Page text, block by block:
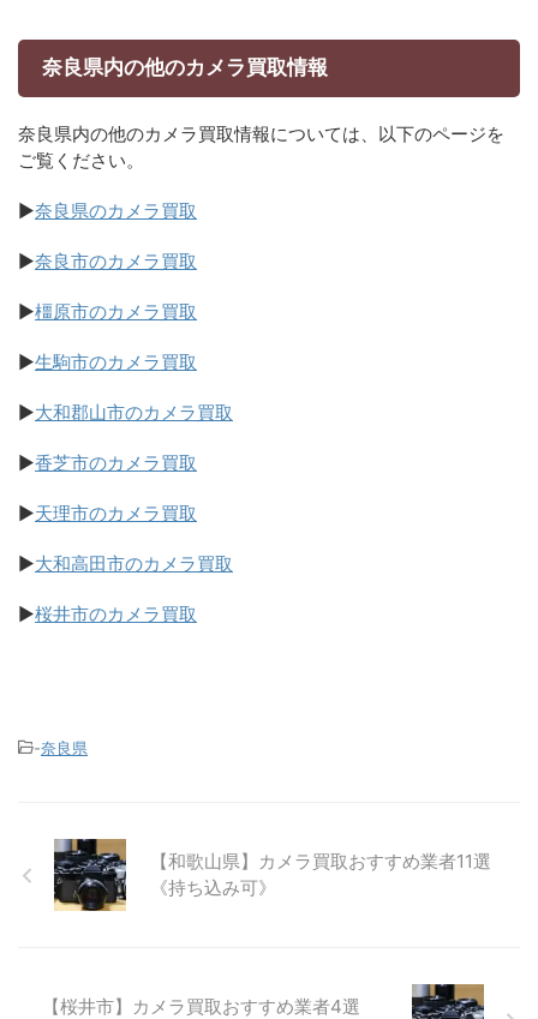
奈良県内の他のカメラ買取情報
奈良県内の他のカメラ買取情報については、以下のページを
ご覧ください。
▶奈良県のカメラ買取
▶奈良市のカメラ買取
▶橿原市のカメラ買取
▶生駒市のカメラ買取
▶大和郡山市のカメラ買取
▶香芝市のカメラ買取
▶天理市のカメラ買取
▶大和高田市のカメラ買取
▶桜井市のカメラ買取
-奈良県
【和歌山県】カメラ買取おすすめ業者11選
《持ち込み可》
【桜井市】カメラ買取おすすめ業者4選